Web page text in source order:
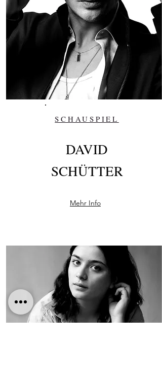
SCHAUSPIEL
DAVID
SCHÜTTER
Mehr Info